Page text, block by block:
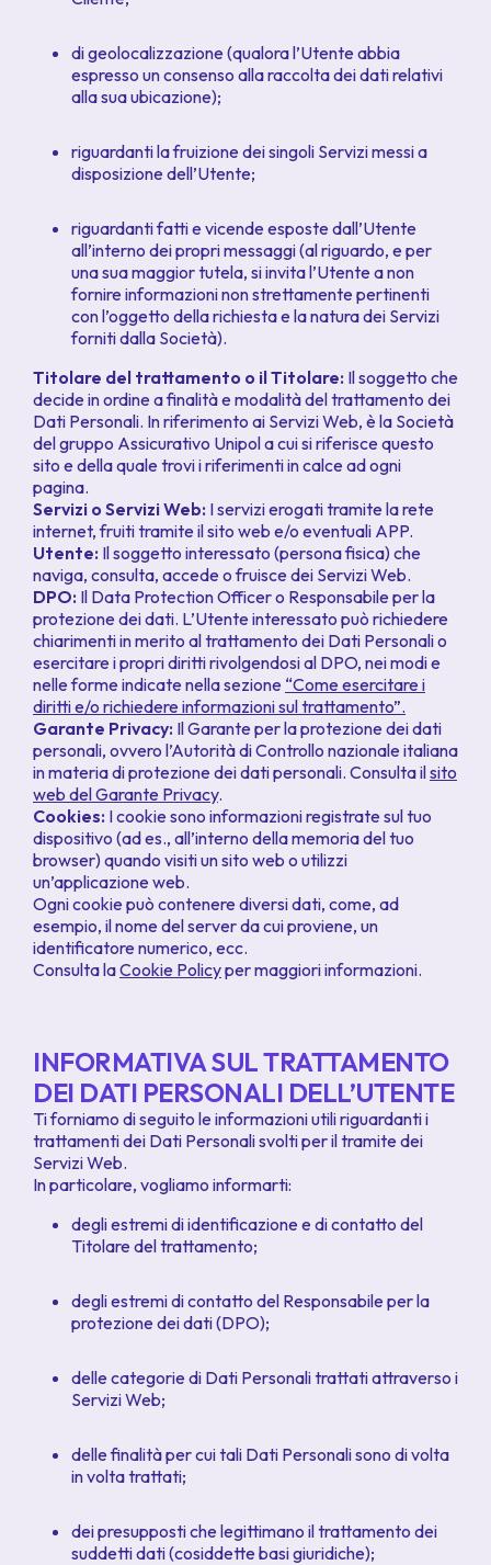
di geolocalizzazione (qualora l’Utente abbia
espresso un consenso alla raccolta dei dati relativi
alla sua ubicazione);
riguardanti la fruizione dei singoli Servizi messi a
disposizione dell’Utente;
riguardanti fatti e vicende esposte dall’Utente
all’interno dei propri messaggi(al riguardo, e per
una sua maggior tutela, si invita l’Utente a non
fornire informazioni non strettamente pertinenti
con l’oggetto della richiesta e la natura dei Servizi
forniti dalla Società).
Titolare del trattamento o il Titolare: Il soggetto che
decide in ordine a finalità e modalità del trattamento dei
Dati Personali. In riferimento ai Servizi Web, è la Società
del gruppo Assicurativo Unipol a cui si riferisce questo
sito e della quale trovi i riferimenti in calce ad ogni
pagina.
Servizi o Servizi Web: I servizi erogati tramite la rete
internet, fruiti tramite il sito web e/o eventuali APP.
Utente: Il soggetto interessato (persona fisica) che
naviga, consulta, accede o fruisce dei Servizi Web.
DPO: Il Data Protection Officero Responsabile per la
protezione dei dati. L’Utente interessato può richiedere
chiarimenti in merito al trattamento dei Dati Personali o
esercitare i propri diritti rivolgendosi al DPO, nei modi e
nelle forme indicate nella sezione “Come esercitare i
diritti e/o richiedere informazioni sul trattamento”.
Garante Privacy: Il Garante per la protezione dei dati
personali, ovvero l’Autorità di Controllo nazionale italiana
in materia di protezione dei dati personali. Consulta ilsito
web del Garante Privacy.
Cookies: I cookie sono informazioni registrate sul tuo
dispositivo (ad es., all’interno della memoria del tuo
browser) quando visiti un sito web o utilizzi
un’applicazione web.
Ogni cookie può contenere diversi dati, come, ad
esempio, il nome del server da cui proviene, un
identificatore numerico, ecc.
Consulta laCookie Policyper maggiori informazioni.
INFORMATIVA SUL TRATTAMENTO
DEI DATI PERSONALI DELL’UTENTE
Ti forniamo di seguito le informazioni utili riguardanti i
trattamenti dei Dati Personali svolti per il tramite dei
Servizi Web.
In particolare, vogliamo informarti:
degli estremi di identificazione e di contatto del
Titolare del trattamento;
degli estremi di contatto del Responsabile per la
protezione dei dati (DPO);
delle categorie di Dati Personali trattati attraverso i
Servizi Web;
delle finalità per cui tali Dati Personali sono di volta
in volta trattati;
dei presupposti che legittimano il trattamento dei
suddetti dati (cosiddette basi giuridiche);